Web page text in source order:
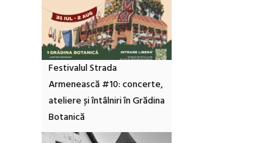
Festivalul Strada
Armenească #10: concerte,
ateliere și întâlniri în Grădina
Botanică